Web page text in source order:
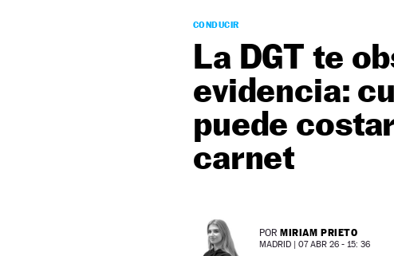
CONDUCIR
La DGT te
evidencia:
puede
carnet
POR MIRIAM PRIETO
MADRID | 07 ABR 26 - 15: 36